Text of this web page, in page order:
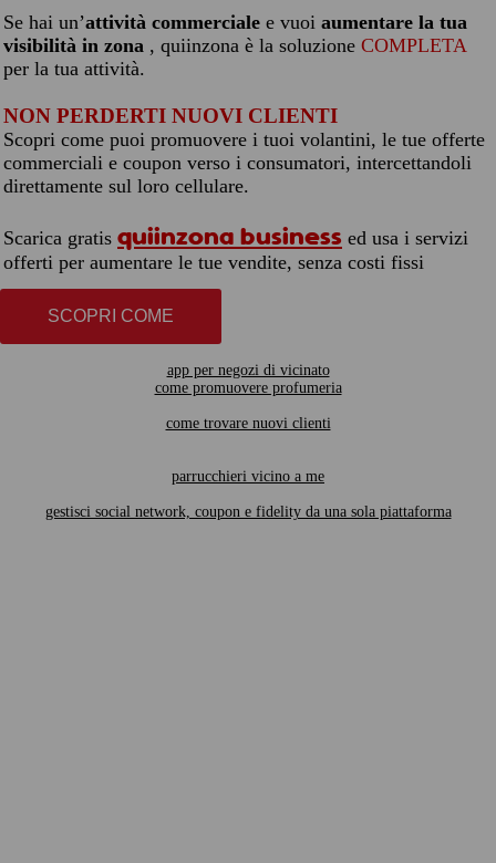
Se hai un’attività commerciale e vuoi aumentare la tua
visibilità in zona , quiinzona è la soluzione COMPLETA
per la tua attività.
NON PERDERTI NUOVI CLIENTI
Scopri come puoi promuovere i tuoi volantini, le tue offerte
commerciali e coupon verso i consumatori, intercettandoli
direttamente sul loro cellulare.
Scarica gratis quiinzona business ed usa i servizi
offerti per aumentare le tue vendite, senza costi fissi
SCOPRI COME
app per negozi di vicinato
come promuovere profumeria
come trovare nuovi clienti
parrucchieri vicino a me
gestisci social network, coupon e fidelity da una sola piattaforma